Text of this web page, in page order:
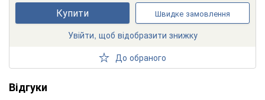
Купити Швидке замовлення
Увійти, щоб відобразити знижку
До обраного
Відгуки